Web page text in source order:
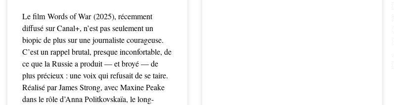
Le film Words of War (2025), récemment
diffusé sur Canal+, n’est pas seulement un
biopic de plus sur une journaliste courageuse.
C’est un rappel brutal, presque inconfortable, de
ce que la Russie a produit — et broyé — de
plus précieux : une voix qui refusait de se taire.
Réalisé par James Strong, avec Maxine Peake
dans le rôle d’Anna Politkovskaïa, le long-